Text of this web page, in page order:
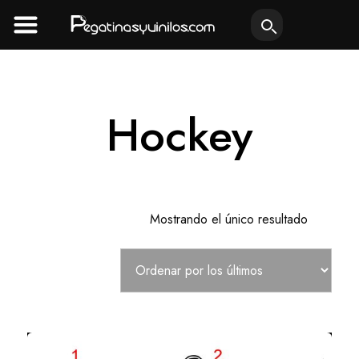
al
contenido
Hockey
Mostrando el único resultado